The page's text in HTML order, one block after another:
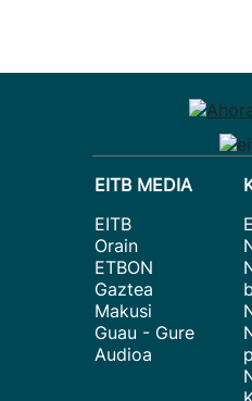
EITB MEDIA
EITB
Orain
ETBON
Gaztea
Makusi
Guau - Gure
Audioa